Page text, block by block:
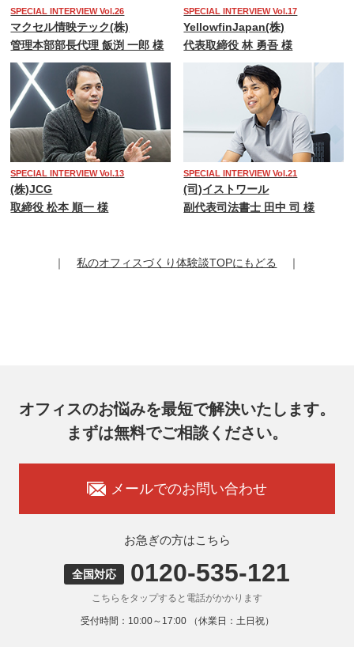
SPECIAL INTERVIEW Vol.26
マクセル情映テック(株)
管理本部部長代理 飯渕 一郎 様
SPECIAL INTERVIEW Vol.17
YellowfinJapan(株)
代表取締役 林 勇吾 様
SPECIAL INTERVIEW Vol.13
(株)JCG
取締役 松本 順一 様
SPECIAL INTERVIEW Vol.21
(司)イストワール
副代表司法書士 田中 司 様
｜ 私のオフィスづくり体験談TOPにもどる ｜
オフィスのお悩みを最短で解決いたします。
まずは無料でご相談ください。
メールでのお問い合わせ
お急ぎの方はこちら
全国対応 0120-535-121
こちらをタップすると電話がかかります
受付時間：10:00～17:00 （休業日：土日祝）